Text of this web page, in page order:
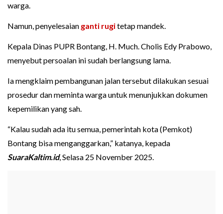
warga.
Namun, penyelesaian ganti rugitetap mandek.
Kepala Dinas PUPR Bontang, H. Much. Cholis Edy Prabowo,
menyebut persoalan ini sudah berlangsung lama.
Ia mengklaim pembangunan jalan tersebut dilakukan sesuai
prosedur dan meminta warga untuk menunjukkan dokumen
kepemilikan yang sah.
“Kalau sudah ada itu semua, pemerintah kota (Pemkot)
Bontang bisa menganggarkan,” katanya, kepada
SuaraKaltim.id, Selasa 25 November 2025.